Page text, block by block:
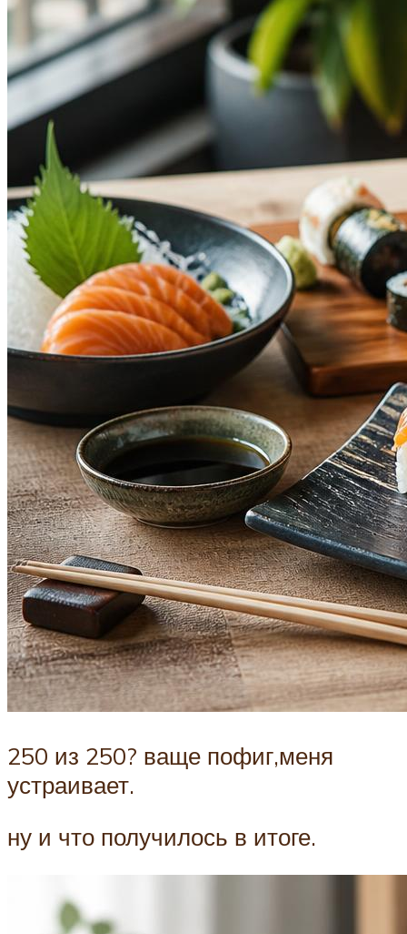
250 из 250? ваще пофиг,меня
устраивает.
ну и что получилось в итоге.